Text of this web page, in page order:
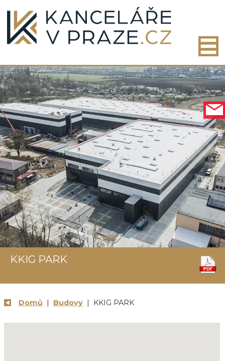
KKIG PARK
Domů | Budovy| KKIG PARK